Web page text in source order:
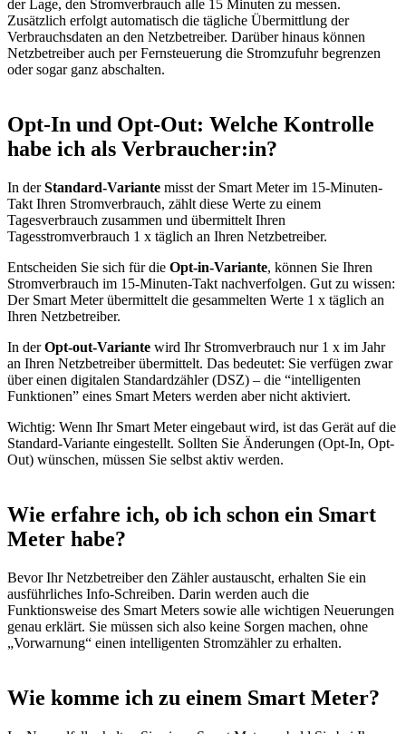
der Lage, den Stromverbrauch alle 15 Minuten zu messen.
Zusätzlich erfolgt automatisch die tägliche Übermittlung der
Verbrauchs­daten an den Netzbetreiber. Darüber hinaus können
Netzbetreiber auch per Fern­steuerung die Stromzufuhr begrenzen
oder sogar ganz abschalten.
Opt-In und Opt-Out: Welche Kontrolle
habe ich als Verbraucher:in?
In derStandard-Variante misst der Smart Meter im 15-Minuten-
Takt Ihren Stromverbrauch, zählt diese Werte zu einem
Tagesverbrauch zusammen und übermittelt Ihren
Tagesstromverbrauch 1 x täglich an Ihren Netzbetreiber.
Entscheiden Sie sich für die Opt-in-Variante, können Sie Ihren
Stromverbrauch im 15-Minuten-Takt nachverfolgen. Gut zu wissen:
Der Smart Meter übermittelt die gesammelten Werte 1 x täglich an
Ihren Netzbetreiber.
In derOpt-out-Variante wird Ihr Stromverbrauch nur 1 x im Jahr
an Ihren Netzbetreiber übermittelt. Das bedeutet: Sie verfügen zwar
über einen digitalen Standardzähler (DSZ) – die “intelligenten
Funktionen” eines Smart Meters werden aber nicht aktiviert.
Wichtig: Wenn Ihr Smart Meter eingebaut wird, ist das Gerät auf die
Standard-Variante eingestellt. Sollten Sie Änderungen (Opt-In, Opt-
Out) wünschen, müssen Sie selbst aktiv werden.
Wie erfahre ich, ob ich schon ein Smart
Meter habe?
Bevor Ihr Netzbetreiber den Zähler austauscht, erhalten Sie ein
ausführliches Info-Schreiben. Darin werden auch die
Funktionsweise des Smart Meters sowie alle wichtigen Neuerungen
genau erklärt. Sie müssen sich also keine Sorgen machen, ohne
„Vorwarnung“ einen intelligenten Stromzähler zu erhalten.
Wie komme ich zu einem Smart Meter?